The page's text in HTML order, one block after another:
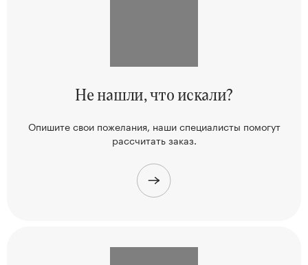
Не нашли,что искали?
Опишите свои пожелания, нашиспециалисты помогут
рассчитать заказ.